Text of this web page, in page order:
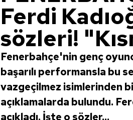
Ferdi
sözleri!
Fenerbahçe'nin genç
başarılı performansla bu
vazgeçilmez isimlerinden
açıklamalarda bulundu.
açıkladı. İşte o sözler...